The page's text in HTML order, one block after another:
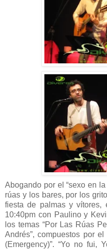
Abogando por el “sexo en
rúas y los bares, por los
fiesta de palmas y
10:40pm con Paulino y
los temas “Por Las Rúas
Andrés”, compuestos por
(Emergency)”. “Yo no fui,